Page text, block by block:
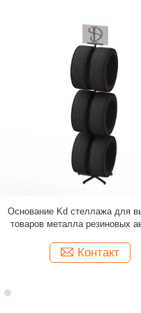
Бортовые стеллажи для
автозапчастей колес одного с
Контакт